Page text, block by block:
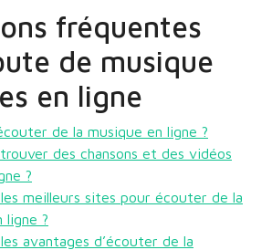
fréquentes
de musique
en ligne
de la musique en ligne ?
des chansons et des vidéos
?
meilleurs sites pour écouter de la
ligne ?
avantages d’écouter de la